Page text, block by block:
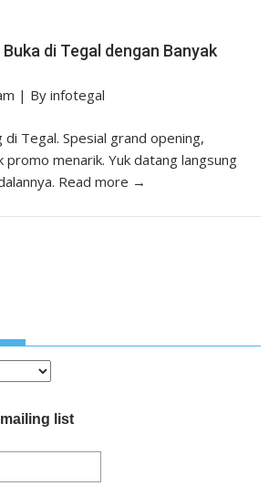
di Tegal dengan Banyak
| Byinfotegal
di Tegal. Spesial grand opening,
promo menarik. Yuk datang langsung
Read more →
list